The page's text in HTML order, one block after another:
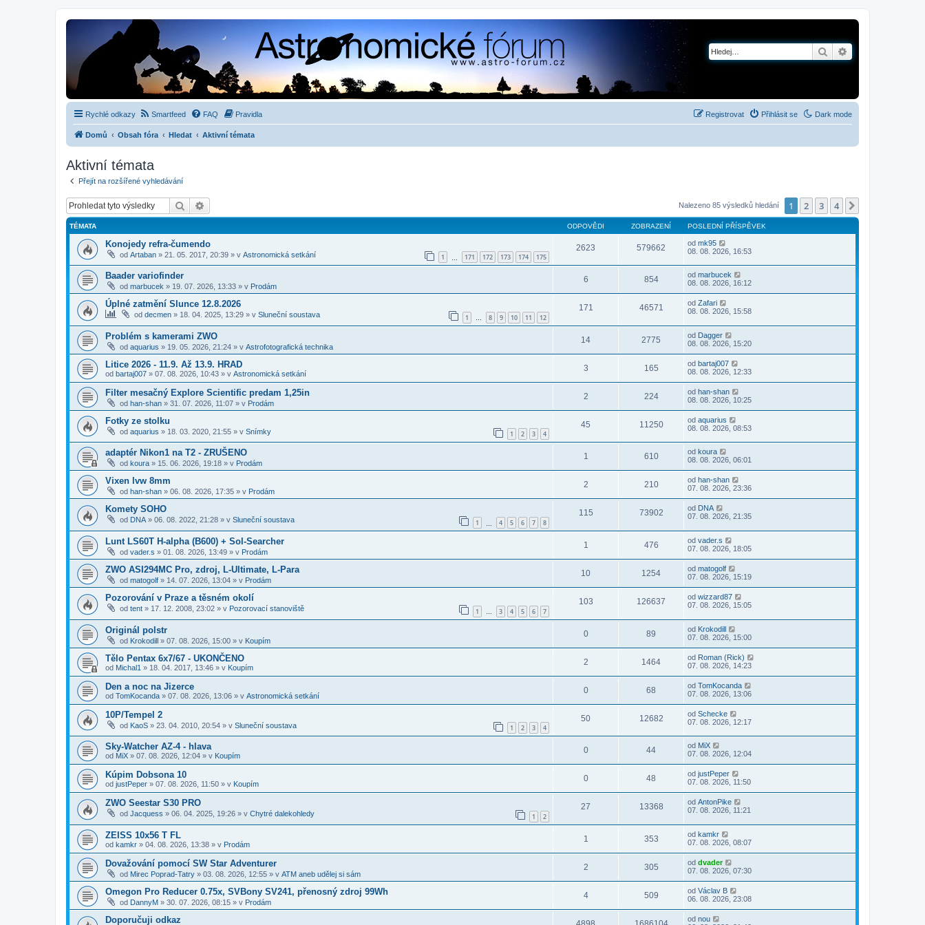
Hledat
Rychlé odkazy Dark mode
Smartfeed FAQ Pravidla Přihlásit se
Registrovat
Domů Obsah fóra Hledat Aktivní témata
Aktivní témata
Přejít na rozšířené vyhledávání
Hledat Nalezeno 85 výsledků hledání 1 2 3 4
TÉMATA ODPOVĚDI ZOBRAZENÍ POSLEDNÍ PŘÍSPĚVEK
Konojedy refra-čumendo
od Artaban » 21. 05. 2017, 20:39 » v Astronomická setkání 1 171 172 173 174 175
2623 579662 od mk95
08. 08. 2026, 16:53
Baader variofinder
od marbucek » 19. 07. 2026, 13:33 » v Prodám
6 854 od marbucek
08. 08. 2026, 16:12
Úplné zatmění Slunce 12.8.2026
od decmen » 18. 04. 2025, 13:29 » v Sluneční soustava 1 … 8 9 10 11 12
171 46571 od Zafari
08. 08. 2026, 15:58
Problém s kamerami ZWO
od aquarius » 19. 05. 2026, 21:24 » v Astrofotografická technika
14 2775 od Dagger
08. 08. 2026, 15:20
Litice 2026 - 11.9. Až 13.9. HRAD
od bartaj007 » 07. 08. 2026, 10:43 » v Astronomická setkání
3 165 od bartaj007
08. 08. 2026, 12:33
Filter mesačný Explore Scientific predam 1,25in
od han-shan » 31. 07. 2026, 11:07 » v Prodám
2 224 od han-shan
08. 08. 2026, 10:25
Fotky ze stolku
od aquarius » 18. 03. 2020, 21:55 » v Snímky 1 2 3 4
45 11250 od aquarius
08. 08. 2026, 08:53
adaptér Nikon1 na T2 - ZRUŠENO
od koura » 15. 06. 2026, 19:18 » v Prodám
1 610 od koura
08. 08. 2026, 06:01
Vixen lvw 8mm
od han-shan » 06. 08. 2026, 17:35 » v Prodám
2 210 od han-shan
07. 08. 2026, 23:36
Komety SOHO
od DNA» 06. 08. 2022, 21:28 » v Sluneční soustava 1 4 5 6 7 8
115 73902 od DNA
07. 08. 2026, 21:35
Lunt LS60T H-alpha (B600) + Sol-Searcher
od vader.s » 01. 08. 2026, 13:49 » v Prodám
1 476 od vader.s
07. 08. 2026, 18:05
ZWO ASI294MC Pro, zdroj, L-Ultimate, L-Para
od matogolf » 14. 07. 2026, 13:04 » v Prodám
10 1254 od matogolf
07. 08. 2026, 15:19
Pozorování v Praze a těsném okolí
od tent » 17. 12. 2008, 23:02 » v Pozorovací stanoviště 1 … 3 4 5 6 7
103 126637 od wizzard87
07. 08. 2026, 15:05
Originál polstr
od Krokodill » 07. 08. 2026, 15:00 » v Koupím
0 89 od Krokodill
07. 08. 2026, 15:00
Tělo Pentax 6x7/67 - UKONČENO
od Michal1 » 18. 04. 2017, 13:46 » v Koupím
2 1464 od Roman (Rick)
07. 08. 2026, 14:23
Den a noc na Jizerce
od TomKocanda » 07. 08. 2026, 13:06 » v Astronomická setkání
0 68 od TomKocanda
07. 08. 2026, 13:06
10P/Tempel 2
od KaoS » 23. 04. 2010, 20:54 » v Sluneční soustava 1 2 3 4
50 12682 od Schecke
07. 08. 2026, 12:17
Sky-Watcher AZ-4 - hlava
od MiX » 07. 08. 2026, 12:04 » v Koupím
0 44 od MiX
07. 08. 2026, 12:04
Kúpim Dobsona 10
od justPeper » 07. 08. 2026, 11:50 » v Koupím
0 48 od justPeper
07. 08. 2026, 11:50
ZWO Seestar S30 PRO
od Jacquess » 06. 04. 2025, 19:26 » v Chytré dalekohledy 1 2
27 13368 od AntonPike
07. 08. 2026, 11:21
ZEISS 10x56 T FL
od kamkr » 04. 08. 2026, 13:38 » v Prodám
1 353 od kamkr
07. 08. 2026, 08:07
Dovažování pomocí SW Star Adventurer
od Mirec Poprad-Tatry » 03. 08. 2026, 12:55 » v ATM aneb udělej si sám
2 305 od dvader
07. 08. 2026, 07:30
Omegon Pro Reducer 0.75x, SVBony SV241, přenosný zdroj 99Wh
od DannyM » 30. 07. 2026, 08:15 » v Prodám
4 509 od Václav B
06. 08. 2026, 23:08
Doporučuji odkaz od nou